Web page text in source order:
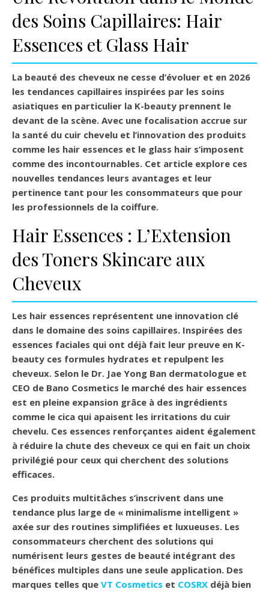
des Soins Capillaires: Hair
Essences et Glass Hair
La beauté des cheveux ne cesse d’évoluer et en 2026
les tendances capillaires inspirées par les soins
asiatiques en particulier la K-beauty prennent le
devant de la scène. Avec une focalisation accrue sur
la santé du cuir chevelu et l’innovation des produits
comme les hair essences et le glass hair s’imposent
comme des incontournables. Cet article explore ces
nouvelles tendances leurs avantages et leur
pertinence tant pour les consommateurs que pour
les professionnels de la coiffure.
Hair Essences : L’Extension
des Toners Skincare aux
Cheveux
Les hair essences représentent une innovation clé
dans le domaine des soins capillaires. Inspirées des
essences faciales qui ont déjà fait leur preuve en K-
beauty ces formules hydrates et repulpent les
cheveux. Selon le Dr. Jae Yong Ban dermatologue et
CEO de Bano Cosmetics le marché des hair essences
est en pleine expansion grâce à des ingrédients
comme le cica qui apaisent les irritations du cuir
chevelu. Ces essences renforçantes aident également
à réduire la chute des cheveux ce qui en fait un choix
privilégié pour ceux qui cherchent des solutions
efficaces.
Ces produits multitâches s’inscrivent dans une
tendance plus large de « minimalisme intelligent »
axée sur des routines simplifiées et luxueuses. Les
consommateurs cherchent des solutions qui
numérisent leurs gestes de beauté intégrant des
bénéfices multiples dans une seule application. Des
marques telles que VT Cosmetics et COSRX déjà bien